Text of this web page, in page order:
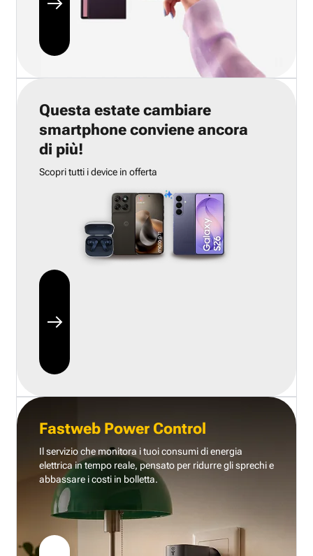
Questa estate cambiare
smartphone conviene ancora
di più!
Scopri tutti i device in offerta
Fastweb Power Control
Il servizio che monitora i tuoi consumi di energia
elettrica in tempo reale, pensato per ridurre gli sprechi e
abbassare i costi in bolletta.